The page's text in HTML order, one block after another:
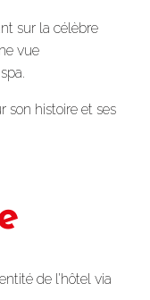
sur la célèbre
vue
son histoire et ses
de l’hôtel via